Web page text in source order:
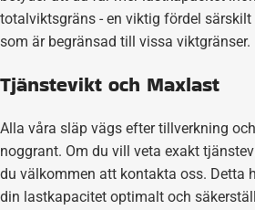
totalviktsgräns - en viktig fördel
som är begränsad till vissa viktgränser.
Tjänstevikt och Maxlast
Alla våra släp vägs efter tillverkning
noggrant. Om du vill veta exakt
du välkommen att kontakta oss. Detta
din lastkapacitet optimalt och